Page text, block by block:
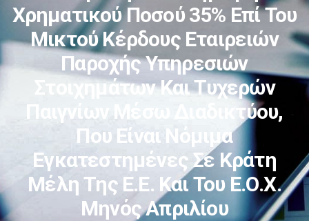
Χρηματικού Ποσού 35% Επί Του
Μικτού Κέρδους Εταιρειών
Παροχής Υπηρεσιών
Στοιχημάτων Και Τυχερών
Παιγνίων Μέσω Διαδικτύου,
Που Είναι Νόμιμα
Εγκατεστημένες Σε Κράτη
Μέλη Της Ε.Ε. Και Του Ε.Ο.Χ.
Μηνός Απριλίου